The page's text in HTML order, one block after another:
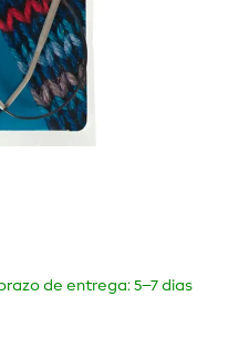
de entrega: 5–7 dias